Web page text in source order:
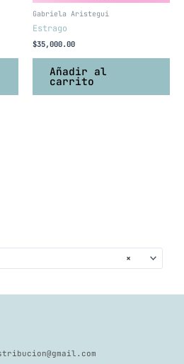
×
Gabriela Aristegui
Estrago
$35,000.00
Añadir al
carrito